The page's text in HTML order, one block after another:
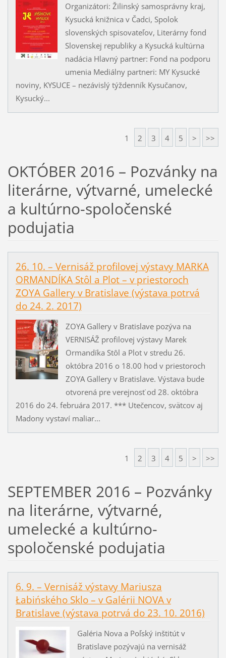
Organizátori: Žilinský samosprávny kraj,
Kysucká knižnica v Čadci, Spolok
slovenských spisovateľov, Literárny fond
Slovenskej republiky a Kysucká kultúrna
nadácia Hlavný partner: Fond na podporu
umenia Mediálny partneri: MY Kysucké
noviny, KYSUCE – nezávislý týždenník Kysučanov,
Kysucký...
1 2 3 4 5 > >>
OKTÓBER 2016 – Pozvánky na
literárne, výtvarné, umelecké
a kultúrno-spoločenské
podujatia
26. 10. – Vernisáž profilovej výstavy MARKA
ORMANDÍKA Stôl a Plot – v priestoroch
ZOYA Gallery v Bratislave (výstava potrvá
do 24. 2. 2017)
ZOYA Gallery v Bratislave pozýva na
VERNISÁŽ profilovej výstavy Marek
Ormandíka Stôl a Plot v stredu 26.
októbra 2016 o 18.00 hod v priestoroch
ZOYA Gallery v Bratislave. Výstava bude
otvorená pre verejnosť od 28. októbra
2016 do 24. februára 2017. *** Utečencov, svätcov aj
Madony vystaví maliar...
1 2 3 4 5 > >>
SEPTEMBER 2016 – Pozvánky
na literárne, výtvarné,
umelecké a kultúrno-
spoločenské podujatia
6. 9. – Vernisáž výstavy Mariusza
Łabińského Sklo – v Galérii NOVA v
Bratislave (výstava potrvá do 23. 10. 2016)
Galéria Nova a Poľský inštitút v
Bratislave pozývajú na vernisáž